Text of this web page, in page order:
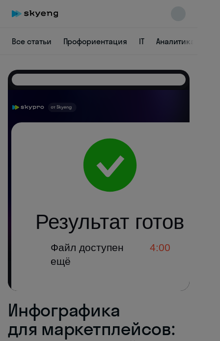
Все статьи Профориентация IT Аналитика
Инфографика
для маркетплейсов: